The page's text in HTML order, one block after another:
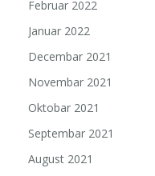
Februar 2022
Januar 2022
Decembar 2021
Novembar 2021
Oktobar 2021
Septembar 2021
August 2021